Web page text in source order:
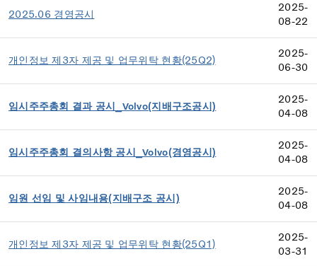
2025.06 경영공시
2025-
08-22
개인정보 제3자 제공 및 업무위탁 현황(25Q2)
2025-
06-30
임시주주총회 결과 공시_Volvo(지배구조공시)
2025-
04-08
임시주주총회 결의사항 공시_Volvo(경영공시)
2025-
04-08
임원 선임 및 사임내용(지배구조 공시)
2025-
04-08
개인정보 제3자 제공 및 업무위탁 현황(25Q1)
2025-
03-31